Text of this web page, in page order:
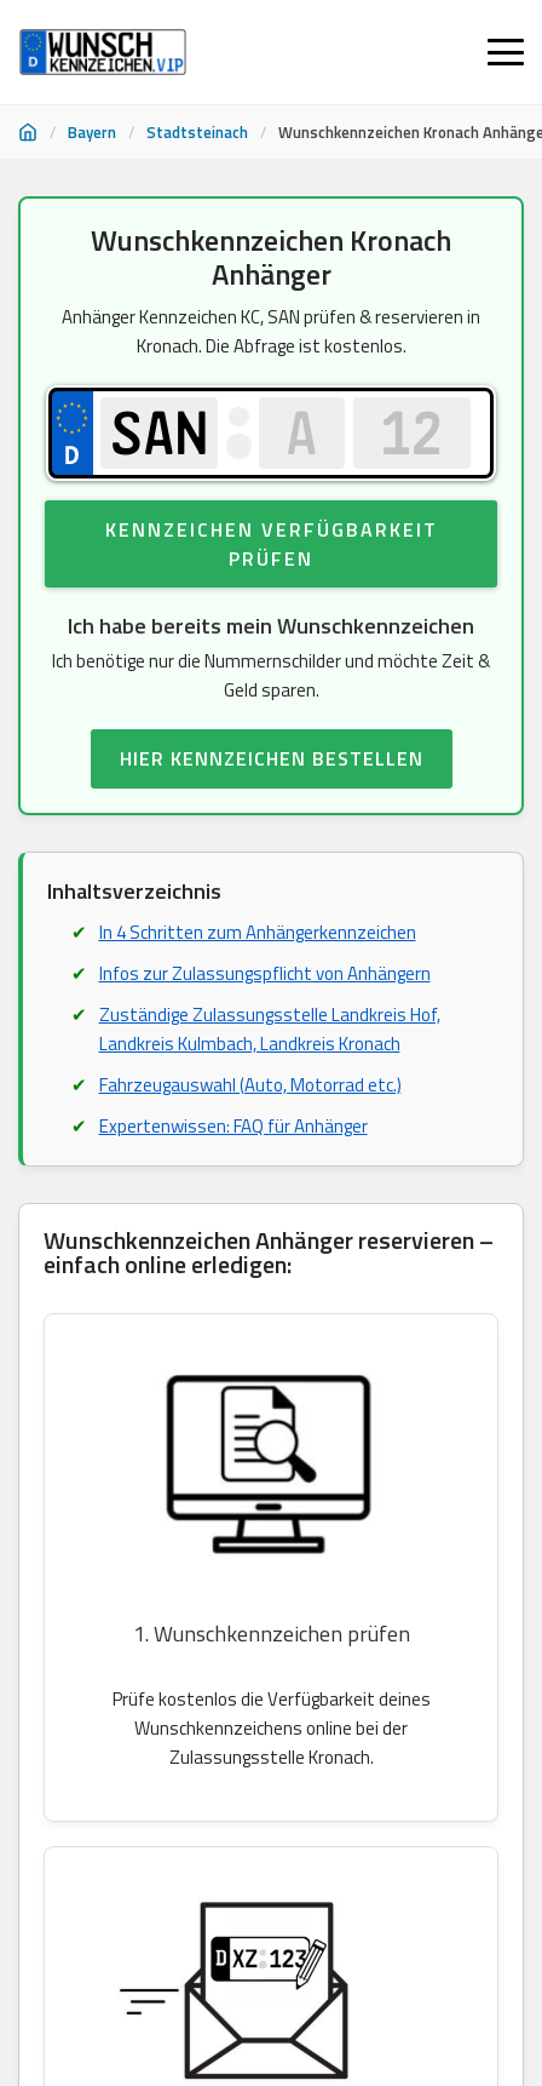
/ Bayern / Stadtsteinach / Wunschkennzeichen Kronach
Wunschkennzeichen Kronach
Anhänger
Anhänger Kennzeichen KC, SAN prüfen & reservieren in
Kronach. Die Abfrage ist kostenlos.
KENNZEICHEN VERFÜGBARKEIT
PRÜFEN
Ich habe bereits mein Wunschkennzeichen
Ich benötige nur die Nummernschilder und möchte Zeit &
Geld sparen.
HIER KENNZEICHEN BESTELLEN
Inhaltsverzeichnis
In 4 Schritten zum Anhängerkennzeichen
Infos zur Zulassungspflicht von Anhängern
Zuständige Zulassungsstelle Landkreis Hof,
Landkreis Kulmbach, Landkreis Kronach
Fahrzeugauswahl (Auto, Motorrad etc.)
Expertenwissen: FAQ für Anhänger
Wunschkennzeichen Anhänger reservieren –
einfach online erledigen:
1. Wunschkennzeichen prüfen
Prüfe kostenlos die Verfügbarkeit deines
Wunschkennzeichens online bei der
Zulassungsstelle Kronach.